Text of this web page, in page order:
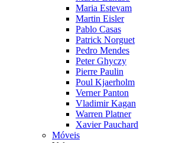
Maria Estevam
Martin Eisler
Pablo Casas
Patrick Norguet
Pedro Mendes
Peter Ghyczy
Pierre Paulin
Poul Kjaerholm
Verner Panton
Vladimir Kagan
Warren Platner
Xavier Pauchard
Móveis